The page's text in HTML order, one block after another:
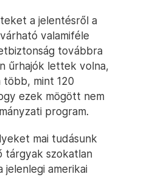
a jelentésről a
valamiféle
továbbra
űrhajók lettek volna,
több, mint 120
ezek mögött nem
program.
mai tudásunk
tárgyak szokatlan
amerikai